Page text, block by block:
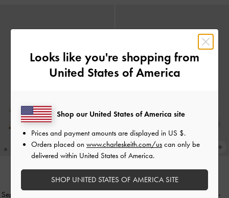
BACK IN STOCK
Sepatu Mules Cylinder-Heel Cut-Out
BACK IN STOCK
-
Looks like you're shopping from
United States of America
Shop our United States of America site
Prices and payment amounts are displayed in US $.
Orders placed on www.charleskeith.com/us can only be
delivered within United States of America.
SHOP UNITED STATES OF AMERICA SITE